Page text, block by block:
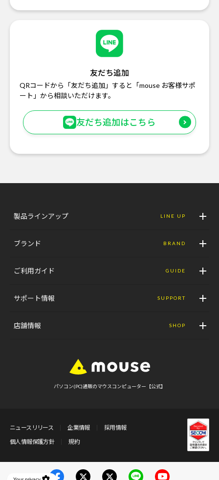
友だち追加
QRコードから「友だち追加」すると「mouse お客様サポ
ート」から相談いただけます。
友だち追加はこちら
製品ラインアップ LINE UP
ブランド BRAND
ご利用ガイド GUIDE
サポート情報 SUPPORT
店舗情報 SHOP
パソコン(PC)通販のマウスコンピューター【公式】
ニュースリリース 企業情報
採用情報
個人情報保護方針
規約